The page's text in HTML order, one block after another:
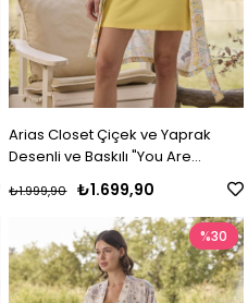
Arias Closet Çiçek ve Yaprak
Desenli ve Baskılı "You Are
Beautiful" Sabahlık Takımı
₺1.699,90
₺1.999,90
%30